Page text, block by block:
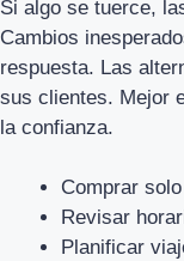
Si algo se tuerce,
Cambios
respuesta. Las
sus clientes. Mejor
la confianza.
Comprar
Revisar
Planificar